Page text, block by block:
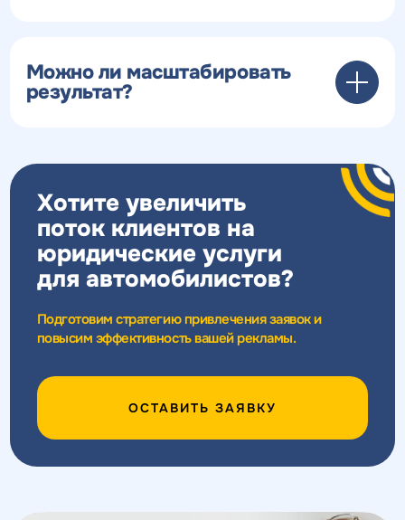
Можно ли масштабировать
результат?
Хотите увеличить
поток клиентов на
юридические услуги
для автомобилистов?
Подготовим стратегию привлечения заявок и
повысим эффективность вашей рекламы.
ОСТАВИТЬ ЗАЯВКУ